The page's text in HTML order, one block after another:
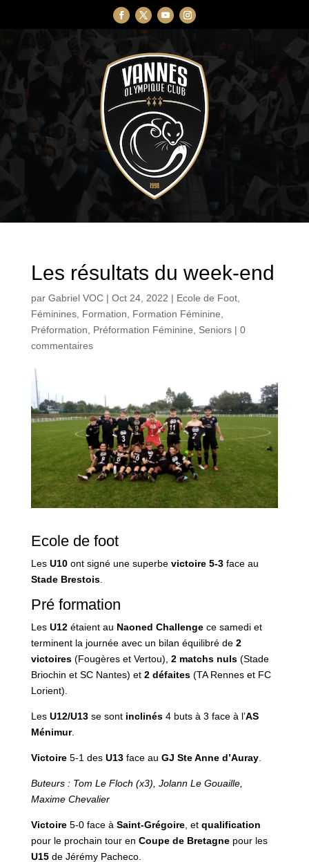
Les résultats du week-end
par Gabriel VOC| Oct 24, 2022 | Ecole de Foot,
Féminines, Formation, Formation Féminine,
Préformation, Préformation Féminine, Seniors| 0
commentaires
Ecole de foot
Les U10ont signé une superbe victoire 5-3face au
Stade Brestois.
Pré formation
Les U12étaient au Naoned Challengece samedi et
terminent la journée avec un bilan équilibré de 2
victoires(Fougères et Vertou), 2 matchs nuls(Stade
Briochin et SC Nantes) et 2 défaites(TA Rennes et FC
Lorient).
Les U12/U13se sont inclinés4 buts à 3 face à l’AS
Ménimur.
Victoire5-1 des U13face au GJ Ste Anne d’Auray.
Buteurs : Tom Le Floch (x3), Jolann Le Gouaille,
Maxime Chevalier
Victoire5-0 face à Saint-Grégoire, et qualification
pour le prochain tour en Coupe de Bretagnepour les
U15de Jérémy Pacheco.